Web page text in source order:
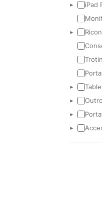
▸ iPad
▸
▸
▸
▸
▸